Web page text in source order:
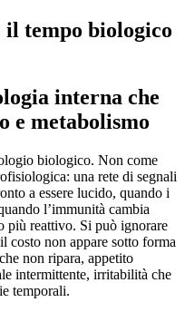
tempo biologico
interna che
e metabolismo
biologico. Non come
una rete di segnali
a essere lucido, quando i
l’immunità cambia
più reattivo. Si può ignorare
non appare sotto forma
non ripara, appetito
intermittente, irritabilità che
temporali.